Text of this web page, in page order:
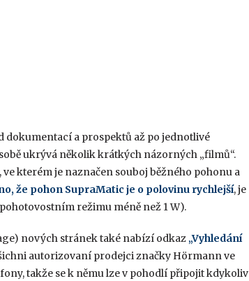
a prospektů až po jednotlivé
ukrývá několik krátkých názorných „filmů“.
kterém je naznačen souboj běžného pohonu a
že pohon SupraMatic je o polovinu rychlejší, je
režimu méně než 1 W).
nových stránek také nabízí odkaz „Vyhledání
autorizovaní prodejci značky Hörmann ve
takže se k němu lze v pohodlí připojit kdykoliv